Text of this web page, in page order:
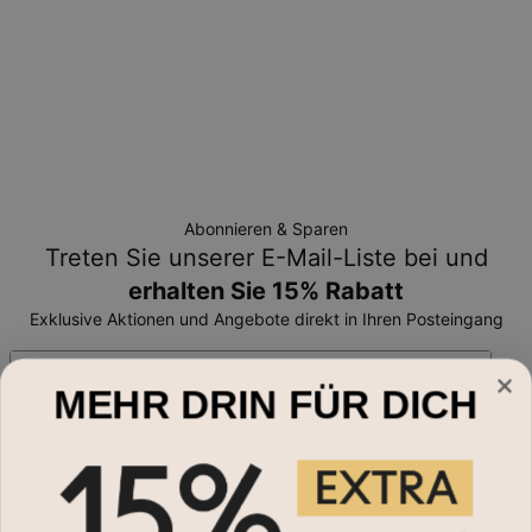
Abonnieren & Sparen
Treten Sie unserer E-Mail-Liste bei und
erhalten Sie 15% Rabatt
Exklusive Aktionen und Angebote direkt in Ihren Posteingang
Schmuckart
MEHR DRIN FÜR DICH